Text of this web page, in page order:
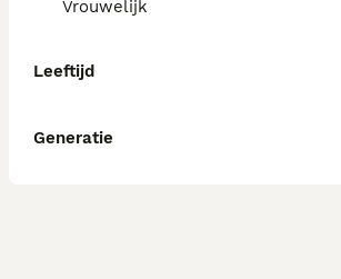
Vrouwelijk
Leeftijd
Generatie